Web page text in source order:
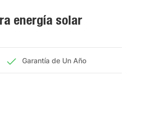
energía solar
Garantía de Un Año